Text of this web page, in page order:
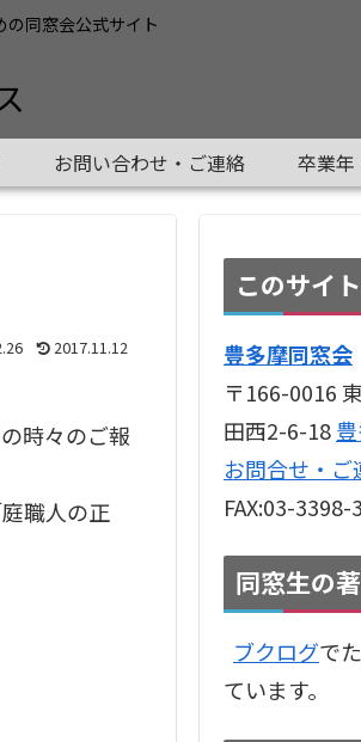
同窓会公式サイト
お問い合わせ・ご連絡 卒業年
2017.11.12
時々のご報
職人の正
このサイ
豊多摩同窓会
〒166-0016
田西2-6-18
お問合せ・ご
FAX:03-3398-
同窓生の
ブクログで
ています。